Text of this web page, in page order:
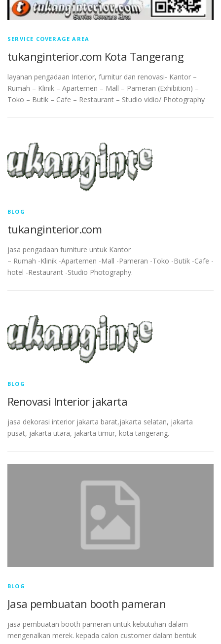
SERVICE COVERAGE AREA
tukanginterior.com Kota Tangerang
layanan pengadaan Interior, furnitur dan renovasi- Kantor –
Rumah – Klinik – Apartemen – Mall – Pameran (Exhibition) –
Toko – Butik – Cafe – Restaurant – Studio vidio/ Photography
BLOG
tukanginterior.com
jasa pengadaan furniture untuk Kantor
– Rumah -Klinik -Apartemen -Mall -Pameran -Toko -Butik -Cafe -
hotel -Restaurant -Studio Photography.
BLOG
Renovasi Interior jakarta
jasa dekorasi interior jakarta barat,jakarta selatan, jakarta
pusat, jakarta utara, jakarta timur, kota tangerang.
BLOG
Jasa pembuatan booth pameran
jasa pembuatan booth pameran untuk kebutuhan dalam
mengenalkan merek. kepada calon customer dalam bentuk